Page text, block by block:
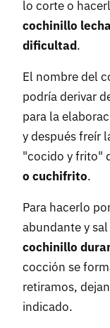
lo corte o
cochinillo
dificultad.
El nombre del
podría derivar
para la
y después freír
"cocido y frito"
o cuchifrito.
Para hacerlo
abundante y sal
cochinillo
cocción se
retiramos,
indicado.